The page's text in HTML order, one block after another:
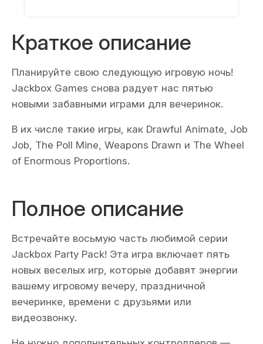
Краткое описание
Планируйте свою следующую игровую ночь!
Jackbox Games снова радует нас пятью
новыми забавными играми для вечеринок.
В их числе такие игры, как Drawful Animate, Job
Job, The Poll Mine, Weapons Drawn и The Wheel
of Enormous Proportions.
Полное описание
Встречайте восьмую часть любимой серии
Jackbox Party Pack! Эта игра включает пять
новых веселых игр, которые добавят энергии
вашему игровому вечеру, праздничной
вечеринке, времени с друзьями или
видеозвонку.